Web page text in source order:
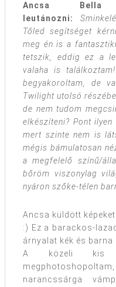
Ancsa Bella
leutánozni:
Tőled segítséget
meg én is a
tetszik, eddig ez a
valaha is
begyakoroltam, de
Twilight utolsó
de nem tudom
elkészíteni? Pont
mert szinte nem is
mégis bámulatosan
a megfelelő színű/
bőröm viszonylag
nyáron szőke-télen
Ancsa küldött
:) Ez a barackos-
árnyalat kék és
A közeli kis
narancssárga